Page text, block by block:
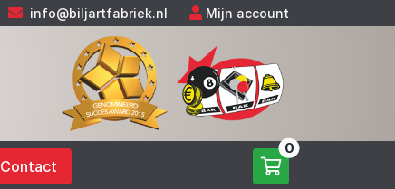
info@biljartfabriek.nl Mijn account
Contact
0